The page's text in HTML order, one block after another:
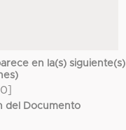
en la(s) siguiente(s)
del Documento